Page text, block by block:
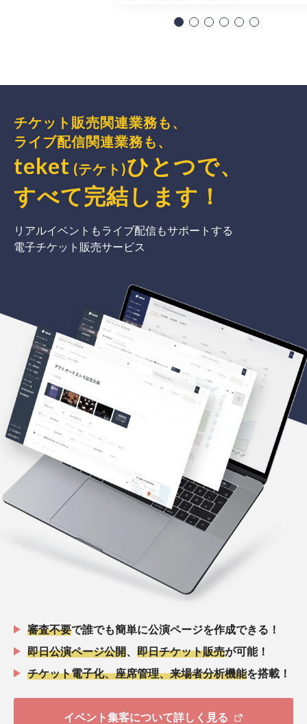
チケット販売関連業務も、
ライブ配信関連業務も、
teket (テケト)ひとつで、
すべて完結 します ！
リアルイベントもライブ配信もサポートする
電子チケット販売サービス
審査不要で誰でも簡単に公演ページを作成できる！
即日公演ページ公開
即日チケット販売が可能！
チケット電子化、座席管理、来場者分析機能を搭載！
イベント集客について詳しく見る